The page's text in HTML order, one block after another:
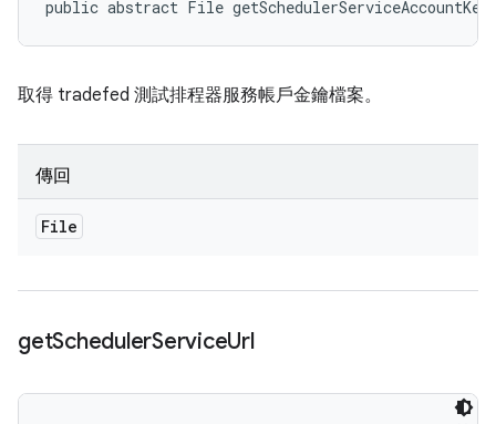
public abstract File
取得 tradefed 測試排程器服務帳戶金鑰檔案。
傳回
File
getSchedulerServiceUrl